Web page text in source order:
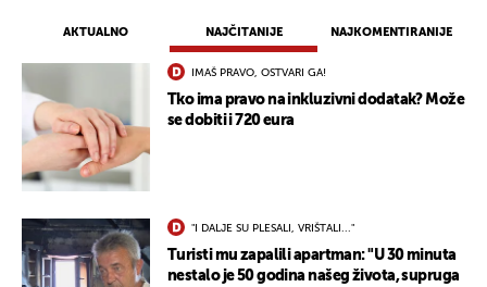
AKTUALNO NAJČITANIJE NAJKOMENTIRANIJE
IMAŠ PRAVO, OSTVARI GA!
Tko ima pravo na inkluzivni dodatak? Može
se dobiti i 720 eura
"I DALJE SU PLESALI, VRIŠTALI..."
Turisti mu zapalili apartman: "U 30 minuta
nestalo je 50 godina našeg života, supruga